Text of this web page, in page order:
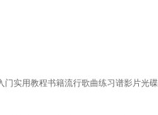
实用教程书籍流行歌曲练习谱影片光碟